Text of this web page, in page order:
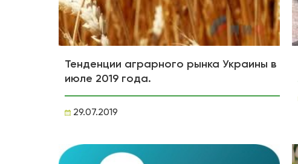
Тенденции аграрного рынка Украины в
июле 2019 года.
29.07.2019